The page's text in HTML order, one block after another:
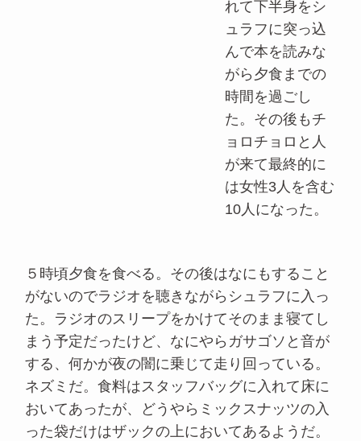
れて下半身をシ
ュラフに突っ込
んで本を読みな
がら夕食までの
時間を過ごし
た。その後もチ
ョロチョロと人
が来て最終的に
は女性3人を含む
10人になった。
５時頃夕食を食べる。その後はなにもすること
がないのでラジオを聴きながらシュラフに入っ
た。ラジオのスリープをかけてそのまま寝てし
まう予定だったけど、なにやらガサゴソと音が
する、何かが夜の闇に乗じて走り回っている。
ネズミだ。食料はスタッフバッグに入れて床に
おいてあったが、どうやらミックスナッツの入
った袋だけはザックの上においてあるようだ。